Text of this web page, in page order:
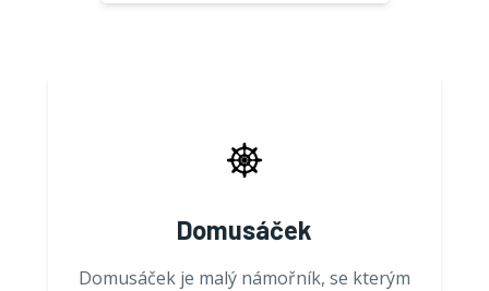
Domusáček
Domusáček je malý námořník, se kterým